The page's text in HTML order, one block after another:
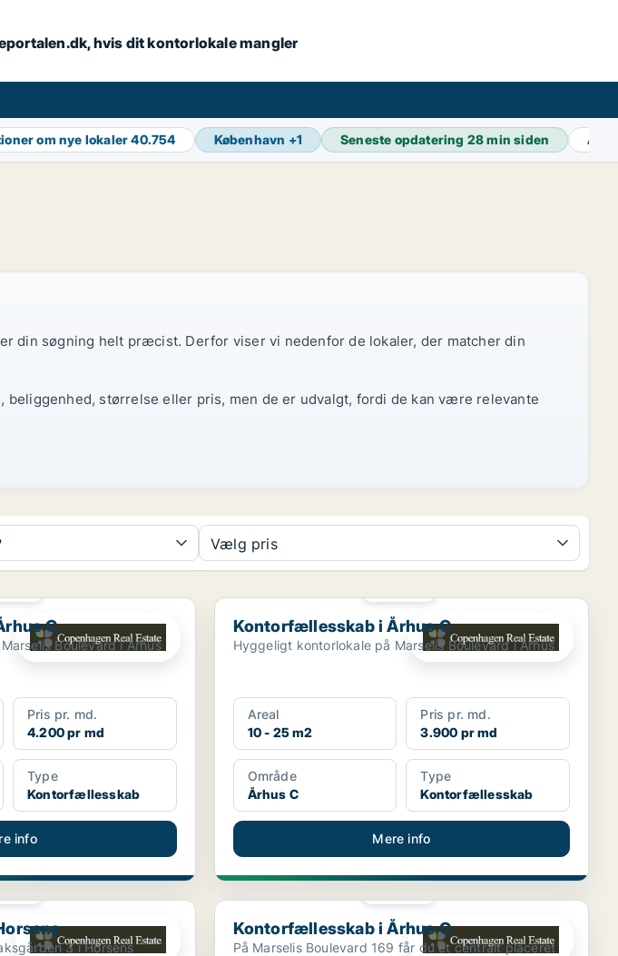
hvis dit kontorlokale mangler
om nye lokaler40.754 København +1 Seneste opdatering 28 min siden
din søgning helt præcist. Derfor viser vi nedenfor de lokaler, der matcher din
størrelse eller pris, men de er udvalgt, fordi de kan være relevante
Vælg pris
C
Boulevard i Århus
Pris pr. md.
4.200 pr md
Type
Kontorfællesskab
info
Kontorfællesskab i Århus C
Kontorfællesskab i Århus C
Hyggeligt kontorlokale på Marselis Boulevard i Århus
Areal
10 - 25 m2
Pris pr. md.
3.900 pr md
Område
Århus C
Type
Kontorfællesskab
Mere info
3 i Horsens
Kontorfællesskab i Århus C
Kontorfællesskab i Århus C
På Marselis Boulevard 169 får du et centralt placeret